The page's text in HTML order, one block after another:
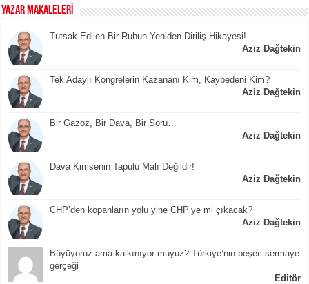
YAZAR MAKALELERİ
Tutsak Edilen Bir Ruhun Yeniden Diriliş Hikayesi!
Aziz Dağtekin
Tek Adaylı Kongrelerin Kazananı Kim, Kaybedeni Kim?
Aziz Dağtekin
Bir Gazoz, Bir Dava, Bir Soru…
Aziz Dağtekin
Dava Kimsenin Tapulu Malı Değildir!
Aziz Dağtekin
CHP’den kopanların yolu yine CHP’ye mi çıkacak?
Aziz Dağtekin
Büyüyoruz ama kalkınıyor muyuz? Türkiye’nin beşeri sermaye
gerçeği
Editör